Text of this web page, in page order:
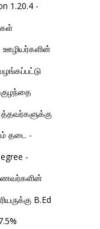
1.20.4 -
ஊழியர்களின்
தடை -
-
B.Ed